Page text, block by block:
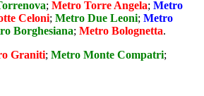
; Metro Torre Angela; Metro
Celoni; Metro Due Leoni; Metro
Borghesiana; Metro Bolognetta.
Graniti; Metro Monte Compatri;